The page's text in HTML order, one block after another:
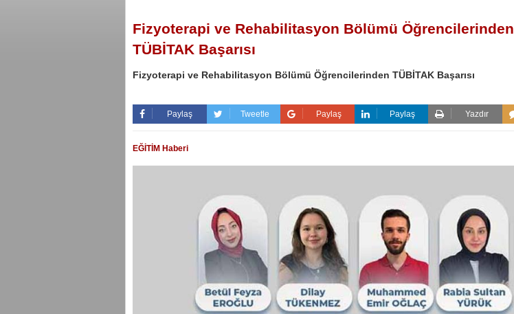
Fizyoterapi ve Rehabilitasyon Bölümü Öğrencilerinden
TÜBİTAK Başarısı
Fizyoterapi ve Rehabilitasyon Bölümü Öğrencilerinden TÜBİTAK Başarısı
Paylaş Tweetle Paylaş Paylaş Yazdır
EĞİTİM Haberi